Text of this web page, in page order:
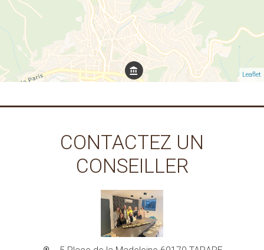
Leaflet
CONTACTEZ UN
CONSEILLER